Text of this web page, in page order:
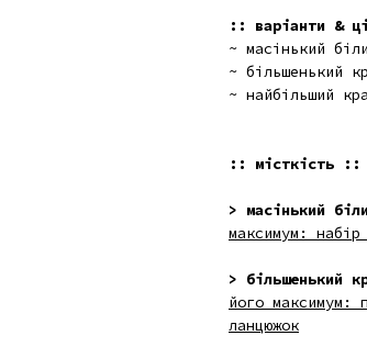
:: варіанти &
~ масінький
~ більшенький
~ найбільший
:: місткість ::
> масінький
максимум:
> більшенький
його максимум:
ланцюжок